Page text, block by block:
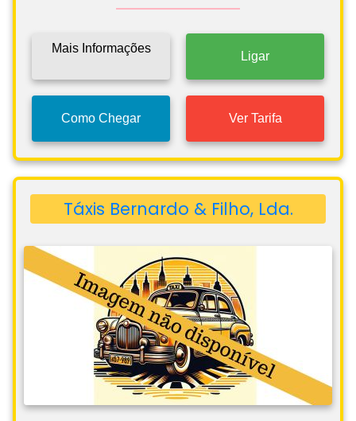
Mais Informações
Ligar
Como Chegar Ver Tarifa
Táxis Bernardo & Filho, Lda.